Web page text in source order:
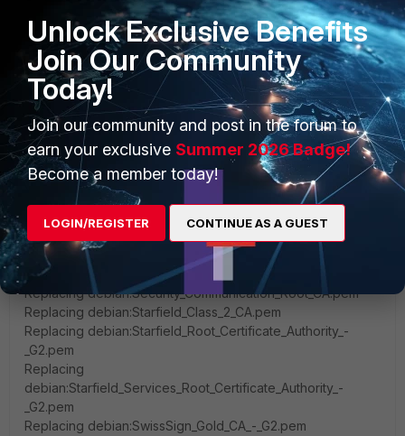
Replacing debian:SSL.com_TLS_RSA_Root_CA_2022.pem
Replacing debian:SZAFIR_ROOT_CA2.pem
Replacing
debian:Sectigo_Public_Server_Authentication_Root_E46.pe
m
Replacing
debian:Sectigo_Public_Server_Authentication_Root_R46.pe
m
Replacing debian:SecureSign_RootCA11.pem
Replacing debian:SecureTrust_CA.pem
Replacing debian:Secure_Global_CA.pem
Replacing
debian:Security_Communication_ECC_RootCA1.pem
Replacing debian:Security_Communication_RootCA2.pem
Replacing debian:Security_Communication_RootCA3.pem
Replacing debian:Security_Communication_Root_CA.pem
Replacing debian:Starfield_Class_2_CA.pem
Replacing debian:Starfield_Root_Certificate_Authority_-
_G2.pem
Replacing
debian:Starfield_Services_Root_Certificate_Authority_-
_G2.pem
Replacing debian:SwissSign_Gold_CA_-_G2.pem
Unlock Exclusive Benefits
Join Our Community
Today!
Join our community and post in the forum to
earn your exclusive Summer 2026 Badge!
Become a member today!
LOGIN/REGISTER CONTINUE AS A GUEST